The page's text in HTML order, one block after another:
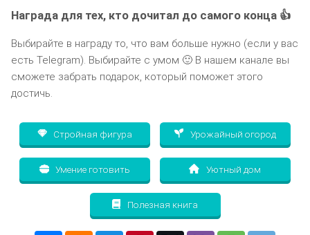
Награда для тех, кто дочитал до самого конца 👍
Выбирайте в награду то, что вам больше нужно (если у вас
есть Telegram). Выбирайте с умом 🙂 В нашем канале вы
сможете забрать подарок, который поможет этого
достичь.
Стройная фигура Урожайный огород
Умение готовить Уютный дом
Полезная книга